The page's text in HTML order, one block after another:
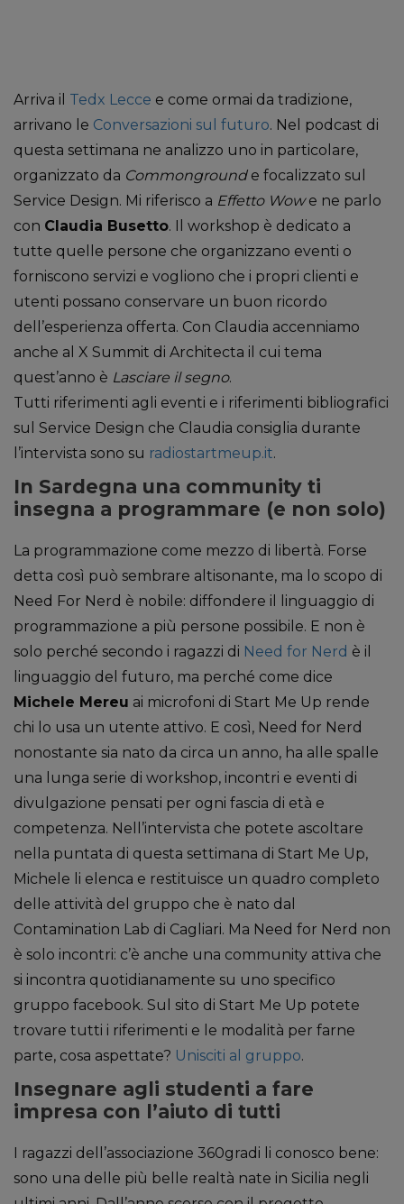
Arriva il Tedx Lecce e come ormai da tradizione,
arrivano le Conversazioni sul futuro. Nel podcast di
questa settimana ne analizzo uno in particolare,
organizzato da Commongrounde focalizzato sul
Service Design. Mi riferisco a Effetto Wowe ne parlo
con Claudia Busetto. Il workshop è dedicato a
tutte quelle persone che organizzano eventi o
forniscono servizi e vogliono che i propri clienti e
utenti possano conservare un buon ricordo
dell’esperienza offerta. Con Claudia accenniamo
anche al X Summit di Architecta il cui tema
quest’anno è Lasciare il segno.
Tutti riferimenti agli eventi e i riferimenti bibliografici
sul Service Design che Claudia consiglia durante
l’intervista sono su radiostartmeup.it.
In Sardegna una community ti
insegna a programmare (e non solo)
La programmazione come mezzo di libertà. Forse
detta così può sembrare altisonante, ma lo scopo di
Need For Nerd è nobile: diffondere il linguaggio di
programmazione a più persone possibile. E non è
solo perché secondo i ragazzi di Need for Nerd è il
linguaggio del futuro, ma perché come dice
Michele Mereu ai microfoni di Start Me Up rende
chi lo usa un utente attivo. E così, Need for Nerd
nonostante sia nato da circa un anno, ha alle spalle
una lunga serie di workshop, incontri e eventi di
divulgazione pensati per ogni fascia di età e
competenza. Nell’intervista che potete ascoltare
nella puntata di questa settimana di Start Me Up,
Michele li elenca e restituisce un quadro completo
delle attività del gruppo che è nato dal
Contamination Lab di Cagliari. Ma Need for Nerd non
è solo incontri: c’è anche una community attiva che
si incontra quotidianamente su uno specifico
gruppo facebook. Sul sito di Start Me Up potete
trovare tutti i riferimenti e le modalità per farne
parte, cosa aspettate? Unisciti al gruppo.
Insegnare agli studenti a fare
impresa con l’aiuto di tutti
I ragazzi dell’associazione 360gradi li conosco bene:
sono una delle più belle realtà nate in Sicilia negli